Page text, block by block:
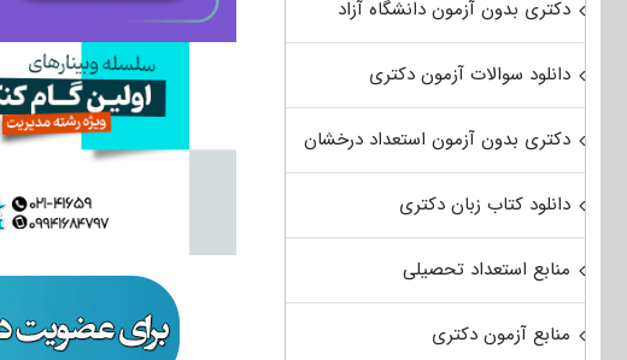
دکتری بدون آزمون دانشگاه آزاد
دانلود سوالات آزمون دکتری
دکتری بدون آزمون استعداد درخشان
دانلود کتاب زبان دکتری
منابع استعداد تحصیلی
منابع آزمون دکتری